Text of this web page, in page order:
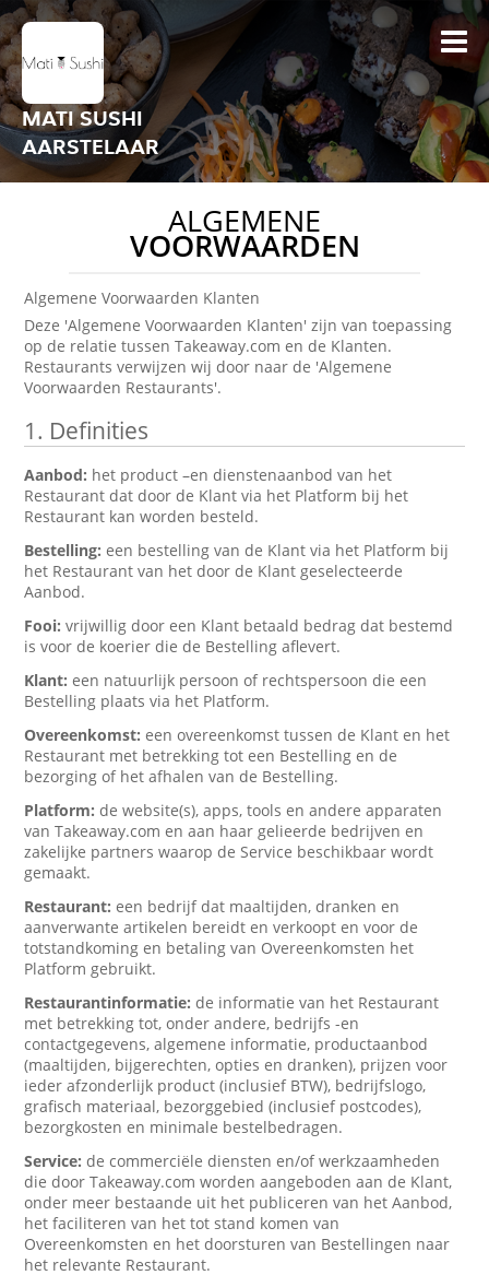
MATI SUSHI
AARSTELAAR
ALGEMENE
VOORWAARDEN
Algemene Voorwaarden Klanten
Deze 'Algemene Voorwaarden Klanten' zijn van toepassing
op de relatie tussen Takeaway.com en de Klanten.
Restaurants verwijzen wij door naar de 'Algemene
Voorwaarden Restaurants'.
1. Definities
Aanbod: het product –en dienstenaanbod van het
Restaurant dat door de Klant via het Platform bij het
Restaurant kan worden besteld.
Bestelling:een bestelling van de Klant via het Platform bij
het Restaurant van het door de Klant geselecteerde
Aanbod.
Fooi:vrijwillig door een Klant betaald bedrag dat bestemd
is voor de koerier die de Bestelling aflevert.
Klant:een natuurlijk persoon of rechtspersoon die een
Bestelling plaats via het Platform.
Overeenkomst:een overeenkomst tussen de Klant en het
Restaurant met betrekking tot een Bestelling en de
bezorging of het afhalen van de Bestelling.
Platform:de website(s), apps, tools en andere apparaten
van Takeaway.com en aan haar gelieerde bedrijven en
zakelijke partners waarop de Service beschikbaar wordt
gemaakt.
Restaurant:een bedrijf dat maaltijden, dranken en
aanverwante artikelen bereidt en verkoopt en voor de
totstandkoming en betaling van Overeenkomsten het
Platform gebruikt.
Restaurantinformatie:de informatie van het Restaurant
met betrekking tot, onder andere, bedrijfs -en
contactgegevens, algemene informatie, productaanbod
(maaltijden, bijgerechten, opties en dranken), prijzen voor
ieder afzonderlijk product (inclusief BTW), bedrijfslogo,
grafisch materiaal, bezorggebied (inclusief postcodes),
bezorgkosten en minimale bestelbedragen.
Service:de commerciële diensten en/of werkzaamheden
die door Takeaway.com worden aangeboden aan de Klant,
onder meer bestaande uit het publiceren van het Aanbod,
het faciliteren van het tot stand komen van
Overeenkomsten en het doorsturen van Bestellingen naar
het relevante Restaurant.